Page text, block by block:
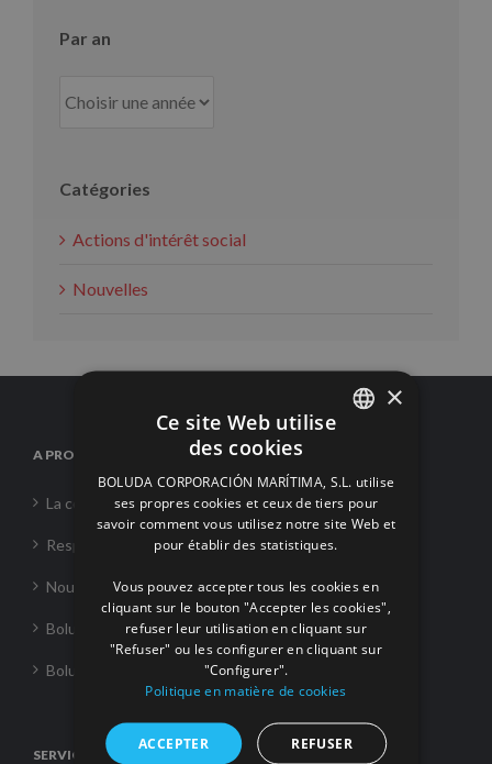
Par an
Catégories
Actions d'intérêt social
Nouvelles
A PROPOS DE NOUS
La corporation
Responsabilité Sociale
Nouvelles
Boluda Towage
Boluda Shipping
SERVICES
ENGLISH
FRENCH
×
Ce site Web utilise
des cookies
BOLUDA CORPORACIÓN MARÍTIMA, S.L. utilise
ses propres cookies et ceux de tiers pour
savoir comment vous utilisez notre site Web et
pour établir des statistiques.
Vous pouvez accepter tous les cookies en
cliquant sur le bouton "Accepter les cookies",
refuser leur utilisation en cliquant sur
"Refuser" ou les configurer en cliquant sur
"Configurer".
Politique en matière de cookies
ACCEPTER REFUSER